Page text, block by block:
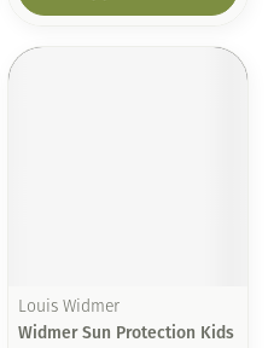
Louis Widmer
Widmer Sun Protection Kids